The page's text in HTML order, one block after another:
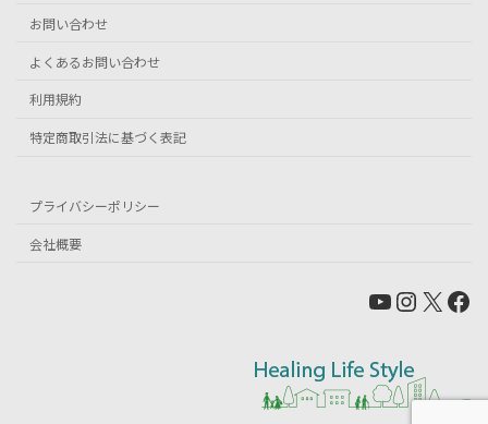
お問い合わせ
よくあるお問い合わせ
利用規約
特定商取引法に基づく表記
プライバシーポリシー
会社概要